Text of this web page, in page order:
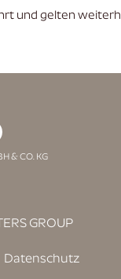
und gelten
& CO. KG
GROUP
Datenschutz